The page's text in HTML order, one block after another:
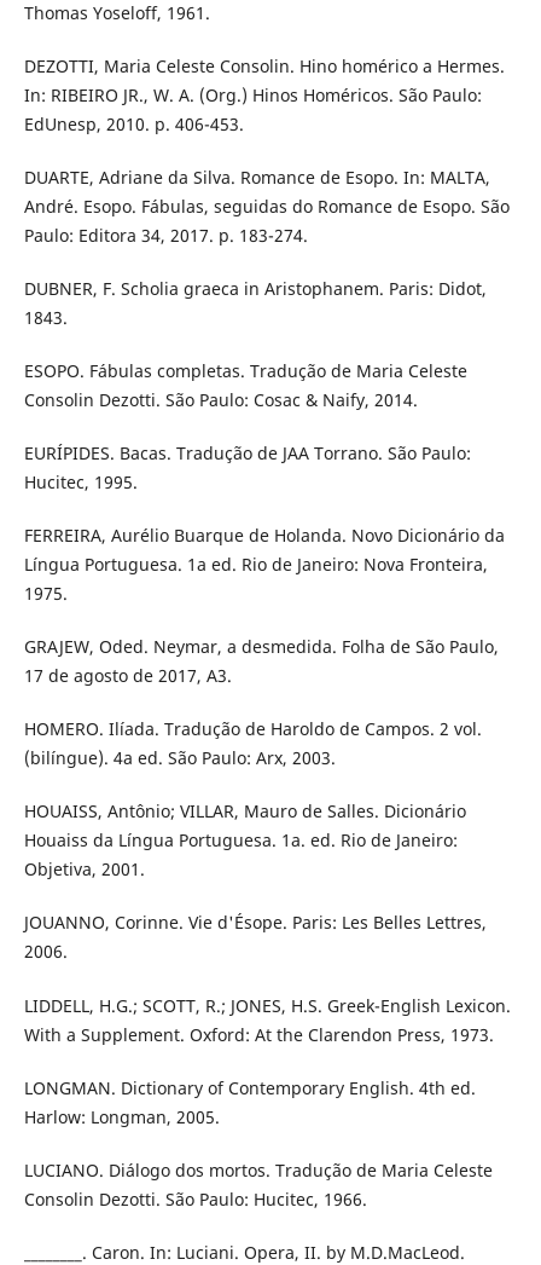
Thomas Yoseloff, 1961.
DEZOTTI, Maria Celeste Consolin. Hino homérico a Hermes.
In: RIBEIRO JR., W. A. (Org.) Hinos Homéricos. São Paulo:
EdUnesp, 2010. p. 406-453.
DUARTE, Adriane da Silva. Romance de Esopo. In: MALTA,
André. Esopo. Fábulas, seguidas do Romance de Esopo. São
Paulo: Editora 34, 2017. p. 183-274.
DUBNER, F. Scholia graeca in Aristophanem. Paris: Didot,
1843.
ESOPO. Fábulas completas. Tradução de Maria Celeste
Consolin Dezotti. São Paulo: Cosac & Naify, 2014.
EURÍPIDES. Bacas. Tradução de JAA Torrano. São Paulo:
Hucitec, 1995.
FERREIRA, Aurélio Buarque de Holanda. Novo Dicionário da
Língua Portuguesa. 1a ed. Rio de Janeiro: Nova Fronteira,
1975.
GRAJEW, Oded. Neymar, a desmedida. Folha de São Paulo,
17 de agosto de 2017, A3.
HOMERO. Ilíada. Tradução de Haroldo de Campos. 2 vol.
(bilíngue). 4a ed. São Paulo: Arx, 2003.
HOUAISS, Antônio; VILLAR, Mauro de Salles. Dicionário
Houaiss da Língua Portuguesa. 1a. ed. Rio de Janeiro:
Objetiva, 2001.
JOUANNO, Corinne. Vie d'Ésope. Paris: Les Belles Lettres,
2006.
LIDDELL, H.G.; SCOTT, R.; JONES, H.S. Greek-English Lexicon.
With a Supplement. Oxford: At the Clarendon Press, 1973.
LONGMAN. Dictionary of Contemporary English. 4th ed.
Harlow: Longman, 2005.
LUCIANO. Diálogo dos mortos. Tradução de Maria Celeste
Consolin Dezotti. São Paulo: Hucitec, 1966.
________. Caron. In: Luciani. Opera, II. by M.D.MacLeod.